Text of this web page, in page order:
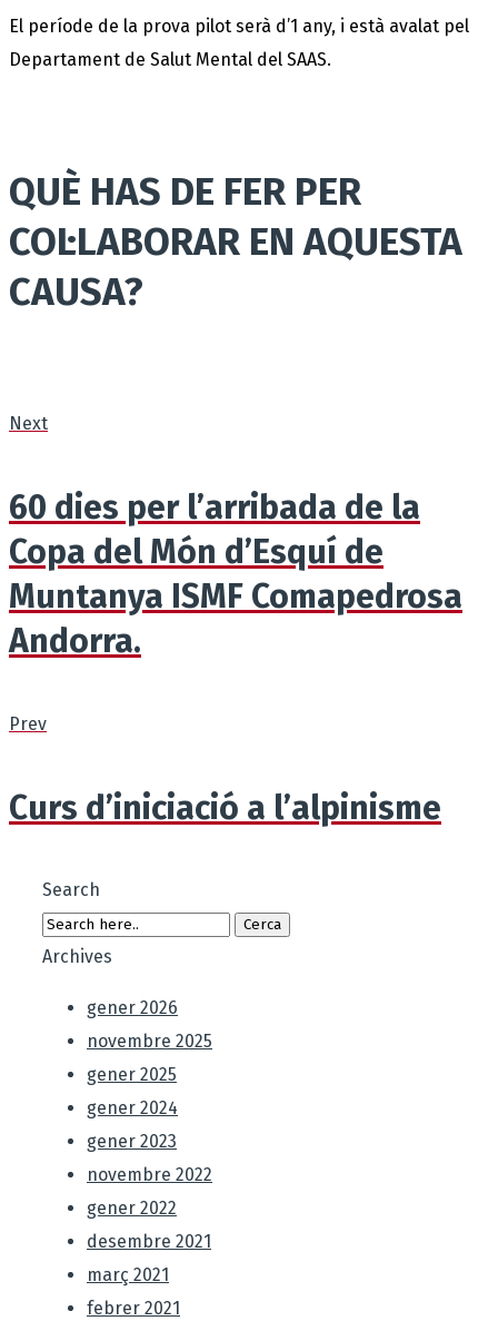
El període de la prova pilot serà d’1 any, i està avalat pel
Departament de Salut Mental del SAAS.
QUÈ HAS DE FER PER
COL·LABORAR EN AQUESTA
CAUSA?
Next
60 dies per l’arribada de la
Copa del Món d’Esquí de
Muntanya ISMF Comapedrosa
Andorra.
Prev
Curs d’iniciació a l’alpinisme
Search
Archives
gener 2026
novembre 2025
gener 2025
gener 2024
gener 2023
novembre 2022
gener 2022
desembre 2021
març 2021
febrer 2021